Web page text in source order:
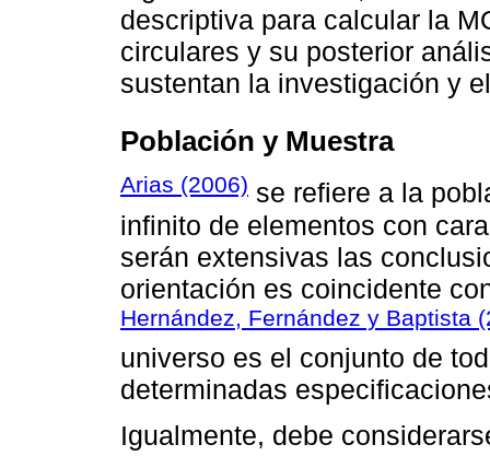
descriptiva para calcular la
circulares y su posterior
sustentan la investigación y
Población y Muestra
Arias (2006) se refiere a la
infinito de elementos con
serán extensivas las
orientación es coincidente
Hernández, Fernández y Baptista
universo es el conjunto de
determinadas
Igualmente, debe